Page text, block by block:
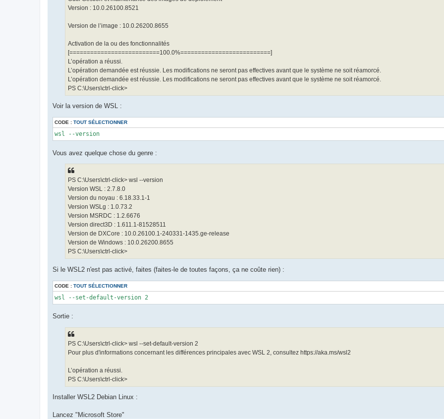
Version : 10.0.26100.8521
Version de l’image : 10.0.26200.8655
Activation de la ou des fonctionnalités
[==========================100.0%==========================]
L’opération a réussi.
L’opération demandée est réussie. Les modifications ne seront pas effectives avant que le système ne soit réamorcé.
L’opération demandée est réussie. Les modifications ne seront pas effectives avant que le système ne soit réamorcé.
PS C:\Users\ctrl-click>
Voir la version de WSL :
CODE : TOUT SÉLECTIONNER
wsl --version
Vous avez quelque chose du genre :
PS C:\Users\ctrl-click> wsl --version
Version WSL : 2.7.8.0
Version du noyau : 6.18.33.1-1
Version WSLg : 1.0.73.2
Version MSRDC : 1.2.6676
Version direct3D : 1.611.1-81528511
Version de DXCore : 10.0.26100.1-240331-1435.ge-release
Version de Windows : 10.0.26200.8655
PS C:\Users\ctrl-click>
Si le WSL2 n'est pas activé, faites (faites-le de toutes façons, ça ne coûte rien) :
CODE : TOUT SÉLECTIONNER
wsl --set-default-version 2
Sortie :
PS C:\Users\ctrl-click> wsl --set-default-version 2
Pour plus d'informations concernant les différences principales avec WSL 2, consultez https://aka.ms/wsl2
L’opération a réussi.
PS C:\Users\ctrl-click>
Installer WSL2 Debian Linux :
Lancez "Microsoft Store"